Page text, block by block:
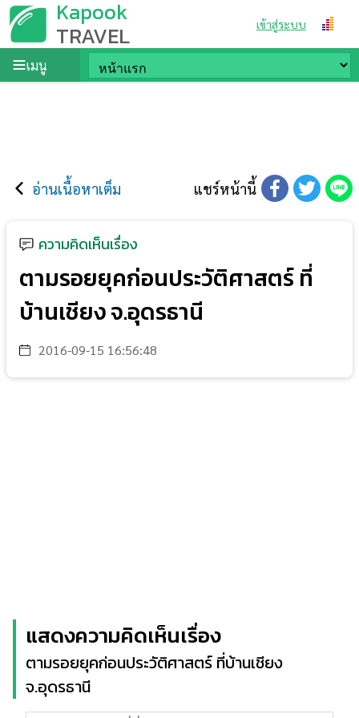
Kapook
TRAVEL เข้าสู่ระบบ
เมนู
อ่านเนื้อหาเต็ม แชร์หน้านี้
ความคิดเห็นเรื่อง
ตามรอยยุคก่อนประวัติศาสตร์ ที่
บ้านเชียง จ.อุดรธานี
2016-09-15 16:56:48
แสดงความคิดเห็นเรื่อง
ตามรอยยุคก่อนประวัติศาสตร์ ที่บ้านเชียง
จ.อุดรธานี